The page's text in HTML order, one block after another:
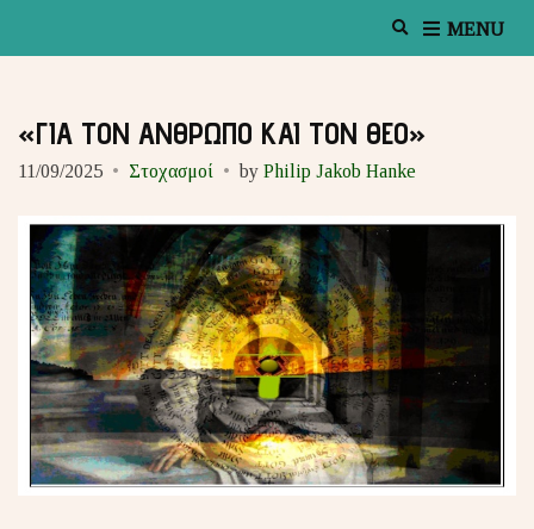
E
d
e
r
r
m
MENU
«ΓΙΑ ΤΟΝ ΑΝΘΡΩΠΟ ΚΑΙ ΤΟΝ ΘΕΟ»
11/09/2025 Στοχασμοί by Philip Jakob Hanke